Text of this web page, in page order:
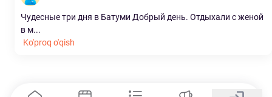
Чудесные три дня в Батуми Добрый день. Отдыхали с женой
в м...
Ko'proq o'qish